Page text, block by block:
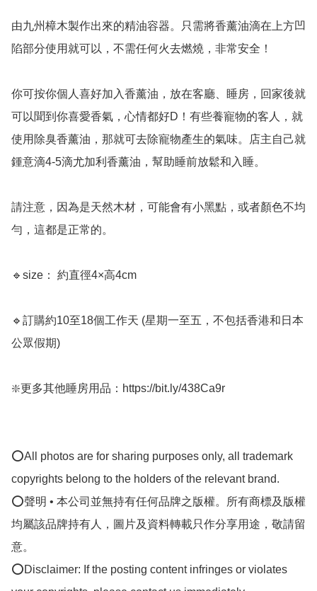
由九州樟木製作出來的精油容器。只需將香薰油滴在上方凹
陷部分使用就可以，不需任何火去燃燒，非常安全！
你可按你個人喜好加入香薰油，放在客廳、睡房，回家後就
可以聞到你喜愛香氣，心情都好D！有些養寵物的客人，就
使用除臭香薰油，那就可去除寵物產生的氣味。店主自己就
鍾意滴4-5滴尤加利香薰油，幫助睡前放鬆和入睡。
請注意，因為是天然木材，可能會有小黑點，或者顏色不均
勻，這都是正常的。
🔹size： 約直徑4×高4cm
🔹訂購約10至18個工作天 (星期一至五，不包括香港和日本
公眾假期) ﻿
❇️更多其他睡房用品：https://bit.ly/438Ca9r
⭕All photos are for sharing purposes only, all trademark
copyrights belong to the holders of the relevant brand.
⭕聲明 • 本公司並無持有任何品牌之版權。所有商標及版權
均屬該品牌持有人，圖片及資料轉載只作分享用途，敬請留
意。
⭕Disclaimer: If the posting content infringes or violates